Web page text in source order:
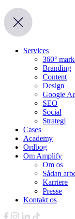
Services
360°
Branding
Content
Design
Google
SEO
Social
Strategi
Cases
Academy
Ordbog
Om Amplify
Om os
Sådan
Karriere
Presse
Kontakt os